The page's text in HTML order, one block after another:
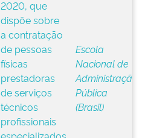
2020, que
dispõe sobre
a contratação
de pessoas
físicas
prestadoras
de serviços
técnicos
profissionais
Escola
Nacional de
Administração
Pública
(Brasil)